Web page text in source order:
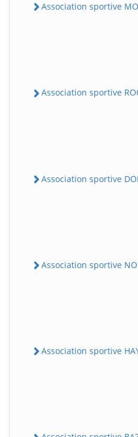
Association sportive
Association sportive
Association sportive
Association sportive
Association sportive